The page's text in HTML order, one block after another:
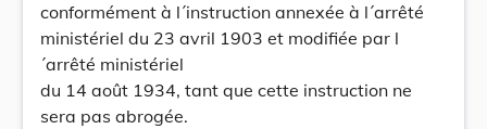
conformément à l´instruction annexée à l´arrêté
ministériel du 23 avril 1903 et modifiée par l
´arrêté ministériel
du 14 août 1934, tant que cette instruction ne
sera pas abrogée.